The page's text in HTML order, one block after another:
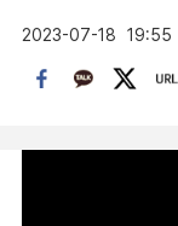
2023-07-18 19:55